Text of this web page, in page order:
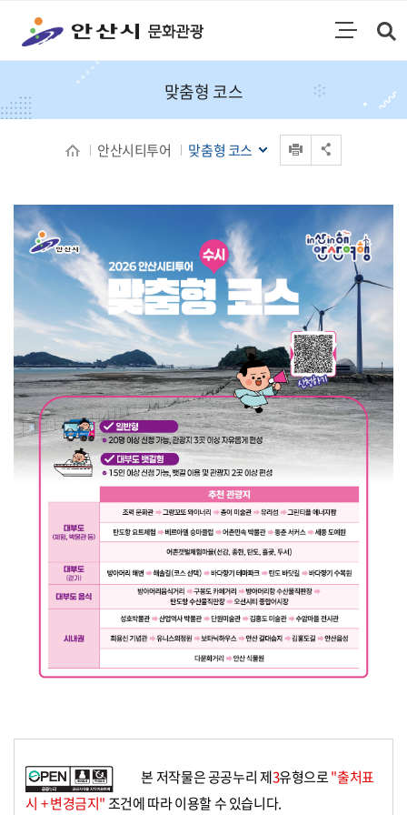
주메뉴
맞춤형 코스
안산시티투어 맞춤형 코스
본 저작물은 공공누리 제3유형으로"출처표
시 + 변경금지"조건에 따라 이용할 수 있습니다.